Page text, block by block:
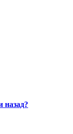
назад?